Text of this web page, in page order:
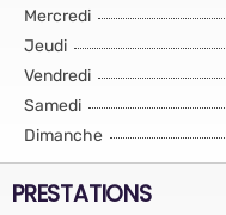
Mercredi
Jeudi
Vendredi
Samedi
Dimanche
PRESTATIONS